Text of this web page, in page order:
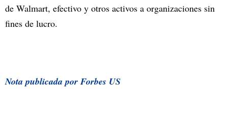
de Walmart, efectivo y otros activos a organizaciones sin
fines de lucro.
Nota publicada por Forbes US